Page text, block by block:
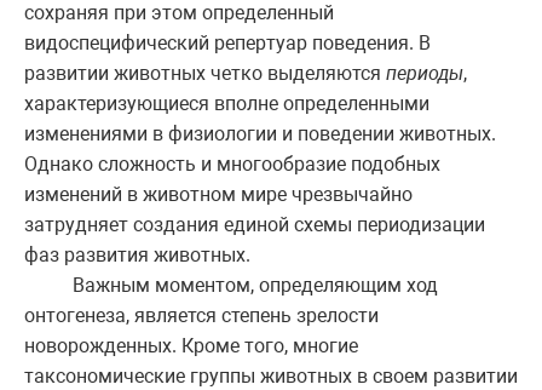
сохраняя при этом определенный
видоспецифический репертуар поведения. В
развитии животных четко выделяются периоды,
характеризующиеся вполне определенными
изменениями в физиологии и поведении животных.
Однако сложность и многообразие подобных
изменений в животном мире чрезвычайно
затрудняет создания единой схемы периодизации
фаз развития животных.
Важным моментом, определяющим ход
онтогенеза, является степень зрелости
новорожденных. Кроме того, многие
таксономические группы животных в своем развитии